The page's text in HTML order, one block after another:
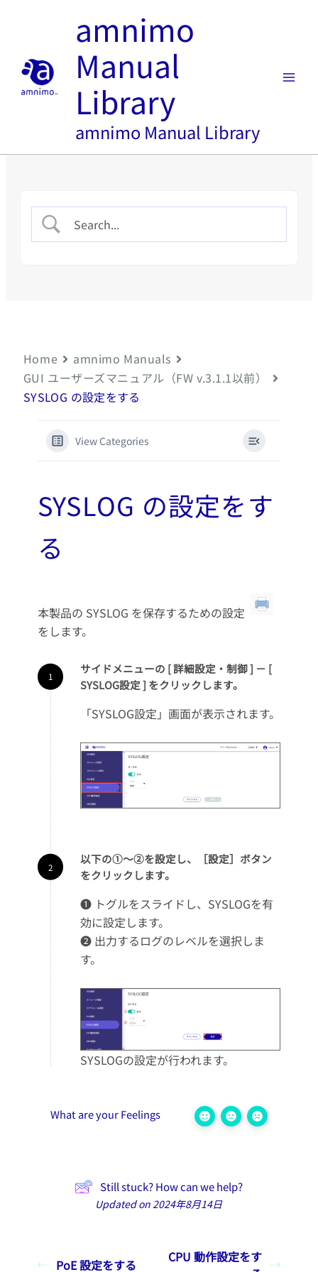
amnimo
Manual
Library
amnimo Manual Library
Home
amnimo Manuals
GUI ユーザーズマニュアル（FW v.3.1.1以前）
SYSLOG の設定をする
View Categories
SYSLOG の設定をす
る
本製品の SYSLOG を保存するための設定
をします。
サイドメニューの [ 詳細設定・制御 ] － [
SYSLOG設定 ] をクリックします。
「SYSLOG設定」画面が表示されます。
以下の①～②を設定し、［設定］ボタン
をクリックします。
❶ トグルをスライドし、SYSLOGを有
効に設定します。
❷ 出力するログのレベルを選択しま
す。
SYSLOGの設定が行われます。
What are your Feelings
Still stuck? How can we help?
Updated on 2024年8月14日
PoE 設定をする
CPU 動作設定をす